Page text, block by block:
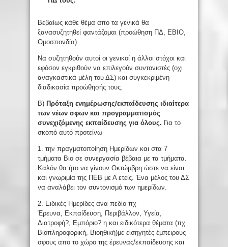
Βεβαίως κάθε θέμα απο τα γενικά θα
ξανασυζητηθεί φαντάζομαι (προώθηση ΠΔ, ΕΒΙΟ,
Ομοσπονδία).
Να συζητηθούν αυτοί οι γενικοί η άλλοι στόχοι και
εφόσον εγκριθούν να επιλεγούν συντονιστές (οχι
αναγκαστικά μέλη του ΔΣ) και συγκεκριμένη
διαδικασία προώθησής τους.
Β) Πρόταξη ενημέρωσης/εκπαίδευσης ιδιαίτερα
των νέων σφων και προγραμματισμός
συνεχιζόμενης εκπαίδευσης για όλους. Για το
σκοπό αυτό προτείνω
1. την πραγματοποίηση Ημερίδων και στα 7
τμήματα Βιο σε συνεργασία βέβαια με τα τμήματα.
Καλόν θα ήτο να γίνουν Οκτώμβρη ώστε να είναι
και γνωριμία της ΠΕΒ με Α ετείς. Ένα μέλος του ΔΣ
να αναλάβει τον συντονισμό των ημερίδων.
2. Ειδικές Ημερίδες ανα πεδίο πχ
Έρευνα, Εκπαίδευση, Περιβάλλον, Υγεία,
Διατροφή?, Εμπόριο? η και ειδικότερα θέματα (πχ
Βιοπληροφορική, Βιοηθική)με εισηγητές έμπειρους
σφους απο το χώρο της έρευνας/εκπαίδευσης και